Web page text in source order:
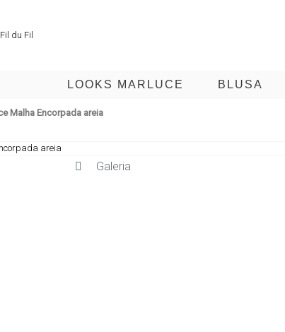
LOOKS MARLUCE BLUSA
Malha Encorpada areia
Galeria